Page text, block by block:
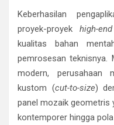
Keberhasilan
proyek-proyekhigh-end
kualitas bahan
pemrosesan teknisnya.
modern, perusahaan
kustom (cut-to-size)
panel mozaik geometris
kontemporer hingga